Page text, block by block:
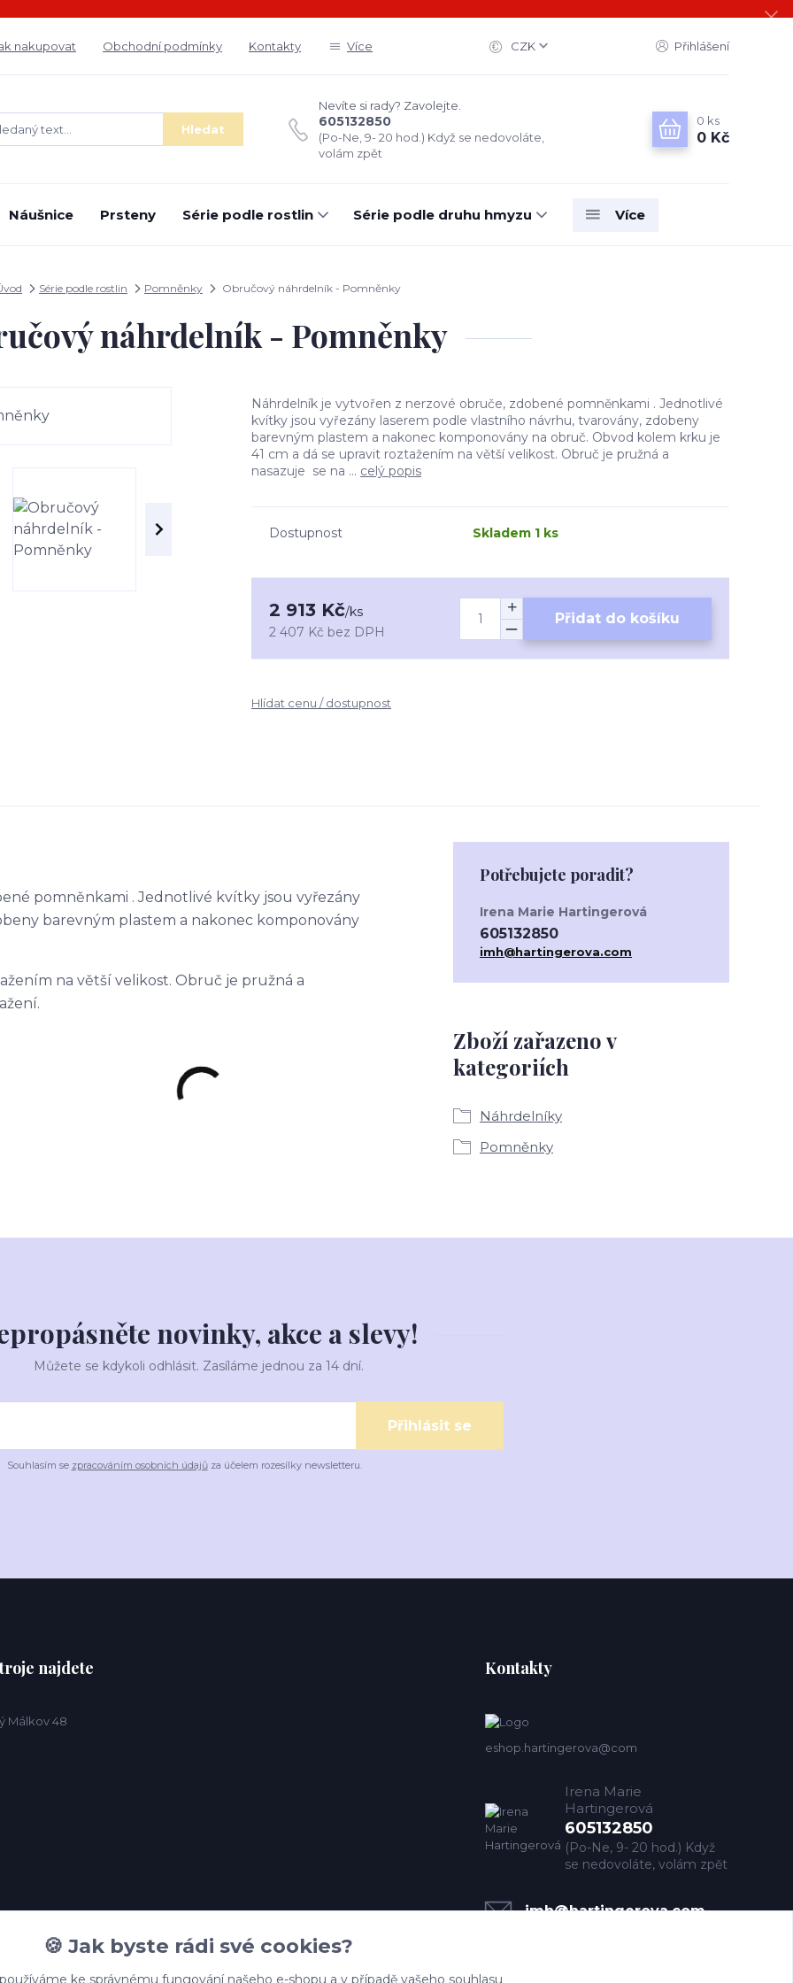
nakupovat Obchodní podmínky Kontakty Více CZK Přihlášení
Hledat
Nevíte si rady? Zavolejte.
605132850
(Po-Ne, 9- 20 hod.) Když se nedovoláte,
volám zpět
0 ks
0 Kč
Náušnice Prsteny Série podle rostlin Série podle druhu hmyzu Více
Série podle rostlin Pomněnky Obručový náhrdelník - Pomněnky
náhrdelník - Pomněnky
Náhrdelník je vytvořen z nerzové obruče, zdobené pomněnkami . Jednotlivé
kvítky jsou vyřezány laserem podle vlastního návrhu, tvarovány, zdobeny
barevným plastem a nakonec komponovány na obruč. Obvod kolem krku je
41 cm a dá se upravit roztažením na větší velikost. Obruč je pružná a
nasazuje se na ... celý popis
Dostupnost Skladem 1 ks
2 913 Kč/ks
2 407 Kč bez DPH
Přidat do košíku
Hlídat cenu / dostupnost
pomněnkami . Jednotlivé kvítky jsou vyřezány
barevným plastem a nakonec komponovány
na větší velikost. Obruč je pružná a
Zboží zařazeno v
kategoriích
Náhrdelníky
Pomněnky
Potřebujete poradit?
Irena Marie Hartingerová
605132850
imh@hartingerova.com
novinky, akce a slevy!
Můžete se kdykoli odhlásit. Zasíláme jednou za 14 dní.
Přihlásit se
Souhlasím se zpracováním osobních údajůza účelem rozesílky newsletteru.
najdete
Málkov 48
Kontakty
eshop.hartingerova@com
Irena Marie
Hartingerová
605132850
(Po-Ne, 9- 20 hod.) Když
se nedovoláte, volám zpět
imh@hartingerova.com
🍪 Jak byste rádi své cookies?
ke správnému fungování našeho e-shopu a v případě vašeho souhlasu